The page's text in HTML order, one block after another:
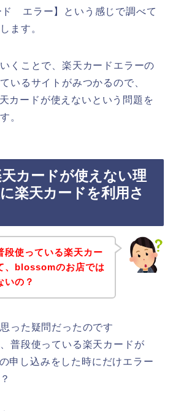
ド エラー】という感じで調べて
ます。
くことで、楽天カードエラーの
いるサイトがみつかるので、
カードが使えないという問題を
。
カードが使えない理
楽天カードを利用さ
段使っている楽天カー
、blossomのお店では
いの？
った疑問だったのです
普段使っている楽天カードが
申し込みをした時にだけエラー